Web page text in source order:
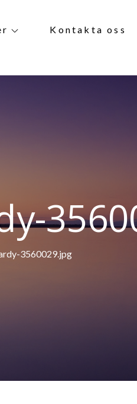
Kontakta oss
3560029.jpg